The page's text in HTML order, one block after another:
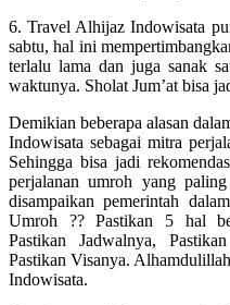
6. Travel Alhijaz Indowisata
sabtu, hal ini
terlalu lama dan juga sanak
waktunya. Sholat Jum’at bisa
Demikian beberapa alasan
Indowisata sebagai mitra
Sehingga bisa jadi
perjalanan umroh yang
disampaikan pemerintah
Umroh ?? Pastikan 5 hal
Pastikan Jadwalnya,
Pastikan Visanya.
Indowisata.